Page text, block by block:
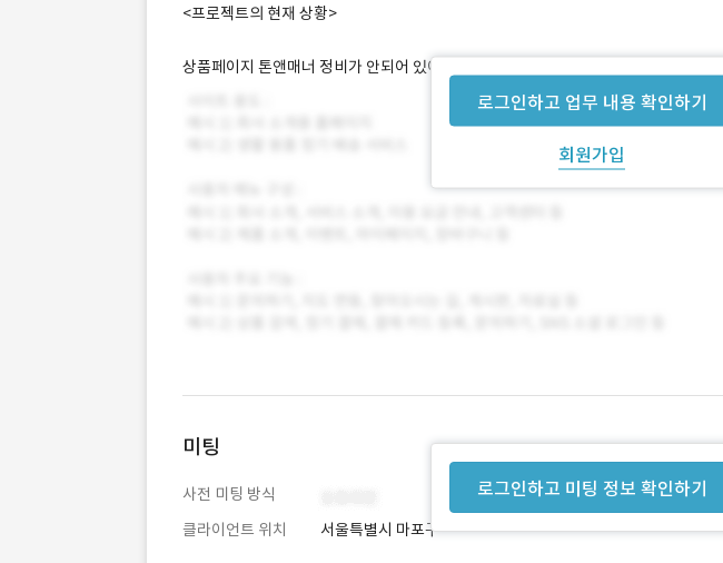
로그인하고 업무 내용 확인하기
회원가입
<프로젝트의 현재 상황>
상품페이지 톤앤매너 정비가 안되어 있어,
로그인하고 미팅 정보 확인하기
미팅
사전 미팅 방식
클라이언트 위치
서울특별시 마포구